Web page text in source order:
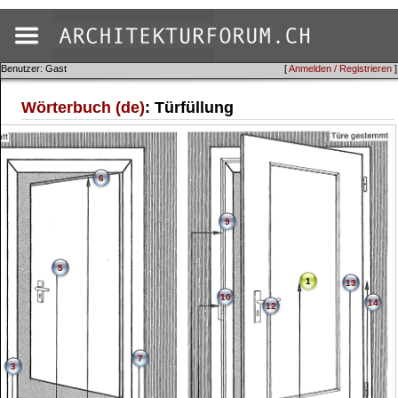
[Anmelden / Registrieren ]
Benutzer: Gast
Wörterbuch (de): Türfüllung
1
3
5
6
7
9
10
12
13
14